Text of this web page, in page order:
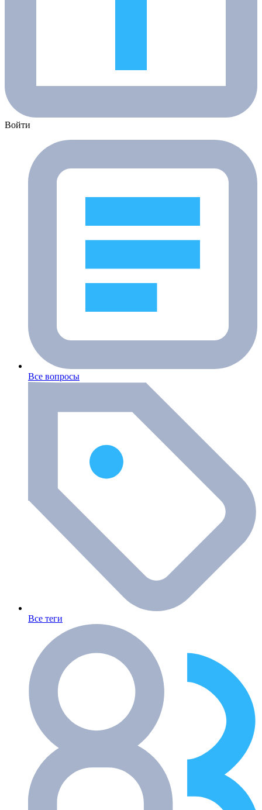
Войти
Все вопросы
Все теги